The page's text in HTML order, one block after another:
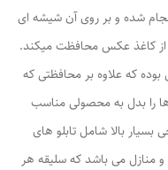
شده و بر روی آن شیشه ای
از کاغذ عکس محافظت میکند.
که علاوه بر محافظتی که
را بدل به محصولی مناسب
بسیار بالا شامل تابلو های
و منازل می باشد که سلیقه هر